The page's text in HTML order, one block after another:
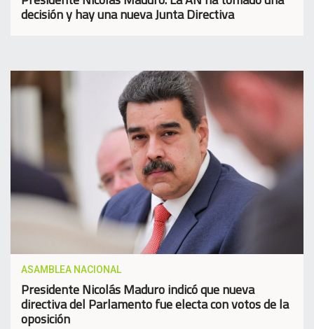
decisión y hay una nueva Junta Directiva
ASAMBLEA NACIONAL
Presidente Nicolás Maduro indicó que nueva
directiva del Parlamento fue electa con votos de la
oposición